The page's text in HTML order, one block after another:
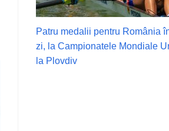
Patru medalii pentru România
zi, la Campionatele Mondiale
la Plovdiv